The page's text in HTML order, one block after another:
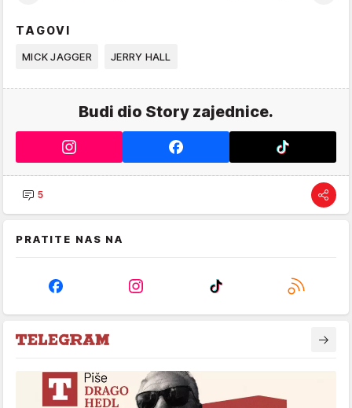
TAGOVI
MICK JAGGER JERRY HALL
Budi dio Story zajednice.
5
PRATITE NAS NA